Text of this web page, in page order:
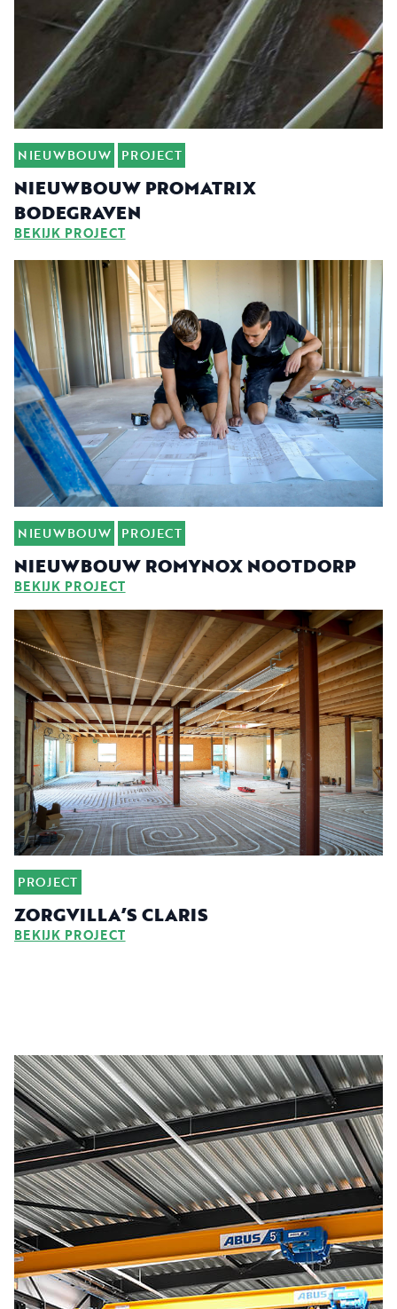
NIEUWBOUW PROJECT
NIEUWBOUW PROMATRIX
BODEGRAVEN
BEKIJK PROJECT
NIEUWBOUW PROJECT
NIEUWBOUW ROMYNOX NOOTDORP
BEKIJK PROJECT
PROJECT
ZORGVILLA’S CLARIS
BEKIJK PROJECT